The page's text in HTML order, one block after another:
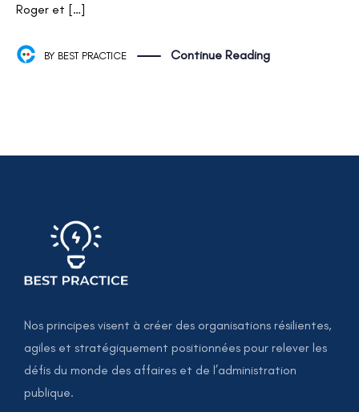
Roger et […]
BY BEST PRACTICE Continue Reading
Nos principes visent à créer des organisations résilientes,
agiles et stratégiquement positionnées pour relever les
défis du monde des affaires et de l’administration
publique.